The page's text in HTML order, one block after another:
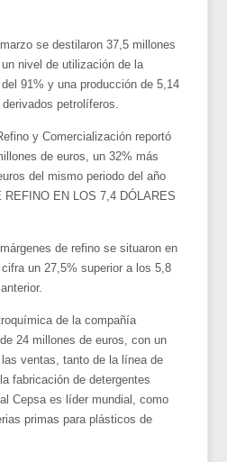
se destilaron 37,5 millones
nivel de utilización de la
91% y una producción de 5,14
petrolíferos.
y Comercialización reportó
de euros, un 32% más
del mismo periodo del año
EN LOS 7,4 DÓLARES
de refino se situaron en
un 27,5% superior a los 5,8
de la compañía
24 millones de euros, con un
ventas, tanto de la línea de
fabricación de detergentes
Cepsa es líder mundial, como
primas para plásticos de